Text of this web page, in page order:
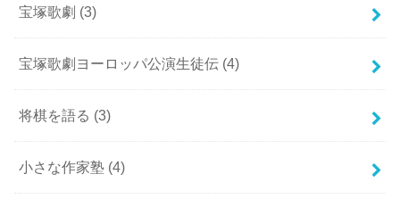
宝塚歌劇 (3)
宝塚歌劇ヨーロッパ公演生徒伝 (4)
将棋を語る (3)
小さな作家塾 (4)